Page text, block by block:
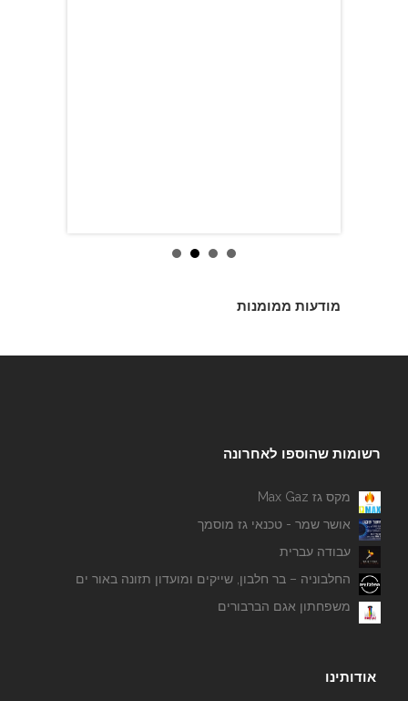
מודעות ממומנות
רשומות שהוספו לאחרונה
מקס גז Max Gaz
אושר שמר - טכנאי גז מוסמך
עבודה עברית
החלבוניה – בר חלבון, שייקים ומועדון תזונה באור ים
משפחתון אגם הברבורים
אודותינו